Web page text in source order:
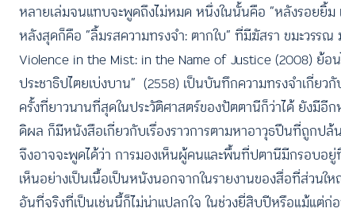
หลายเล่มจนแทบจะพูดถึงไม่หมด หนึ่งในนั้นคือ “หลังรอยยิ้
หลังสุดก็คือ “ลิ้มรสความทรงจำ: ตากใบ” ที่มีฆัสรา ขมะวรร
Violence in the Mist: in the Name of Justice (2008) ย้
ประชาธิปไตยเบ่งบาน” (2558) เป็นบันทึกความทรงจำเกี่ยว
ครั้งที่ยาวนานที่สุดในประวัติศาสตร์ของปัตตานีก็ว่าได้ ยังมีอี
ดิผล ก็มีหนังสือเกี่ยวกับเรื่องราวการตามหาอาวุธปืนที่ถูกปล้
จึงอาจจะพูดได้ว่า การมองเห็นผู้คนและพื้นที่ปตานีมีกรอบอ
เห็นอย่างเป็นเนื้อเป็นหนังนอกจากในรายงานของสื่อที่ส่วนใ
อันที่จริงที่เป็นเช่นนี้ก็ไม่น่าแปลกใจ ในช่วงยี่สิบปีหรือแม้แต่